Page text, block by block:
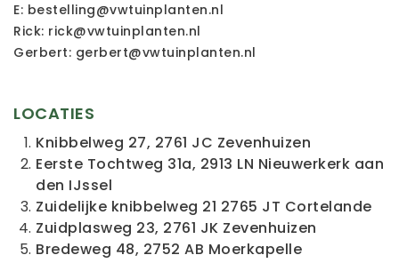
E: bestelling@vwtuinplanten.nl
Rick: rick@vwtuinplanten.nl
Gerbert: gerbert@vwtuinplanten.nl
LOCATIES
Knibbelweg 27, 2761 JC Zevenhuizen
Eerste Tochtweg 31a, 2913 LN Nieuwerkerk aan
den IJssel
Zuidelijke knibbelweg 21 2765 JT Cortelande
Zuidplasweg 23, 2761 JK Zevenhuizen
Bredeweg 48, 2752 AB Moerkapelle